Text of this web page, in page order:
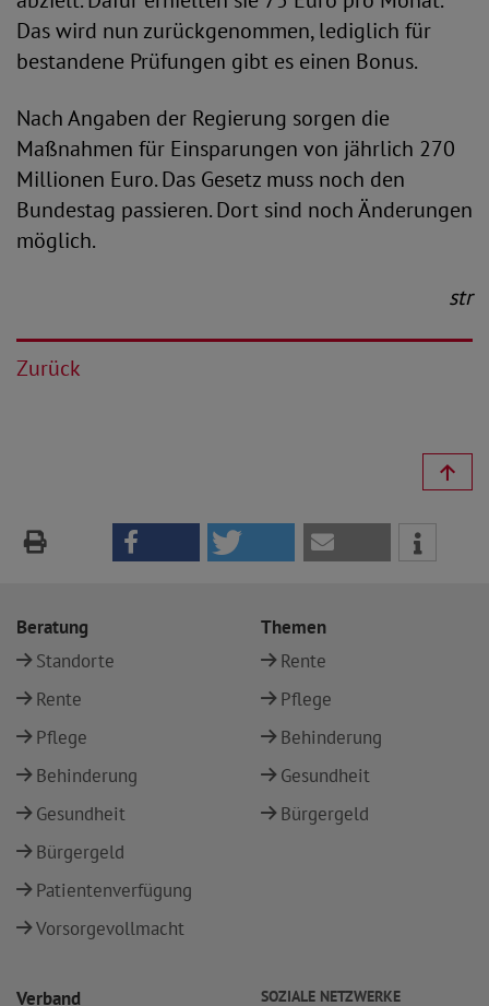
Das wird nun zurückgenommen, lediglich für
bestandene Prüfungen gibt es einen Bonus.
Nach Angaben der Regierung sorgen die
Maßnahmen für Einsparungen von jährlich 270
Millionen Euro. Das Gesetz muss noch den
Bundestag passieren. Dort sind noch Änderungen
möglich.
str
Zurück
Beratung
Standorte
Rente
Pflege
Behinderung
Gesundheit
Bürgergeld
Patientenverfügung
Vorsorgevollmacht
Themen
Rente
Pflege
Behinderung
Gesundheit
Bürgergeld
Verband SOZIALE NETZWERKE